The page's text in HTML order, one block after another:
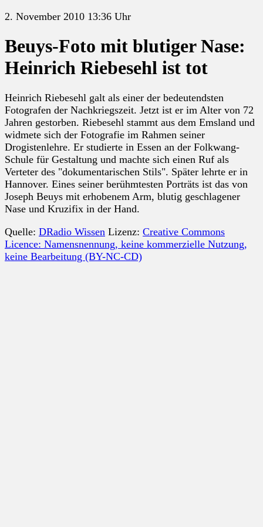
2. November 2010 13:36 Uhr
Beuys-Foto mit blutiger Nase:
Heinrich Riebesehl ist tot
Heinrich Riebesehl galt als einer der bedeutendsten
Fotografen der Nachkriegszeit. Jetzt ist er im Alter von 72
Jahren gestorben. Riebesehl stammt aus dem Emsland und
widmete sich der Fotografie im Rahmen seiner
Drogistenlehre. Er studierte in Essen an der Folkwang-
Schule für Gestaltung und machte sich einen Ruf als
Verteter des "dokumentarischen Stils". Später lehrte er in
Hannover. Eines seiner berühmtesten Porträts ist das von
Joseph Beuys mit erhobenem Arm, blutig geschlagener
Nase und Kruzifix in der Hand.
Quelle: DRadio Wissen Lizenz: Creative Commons
Licence: Namensnennung, keine kommerzielle Nutzung,
keine Bearbeitung (BY-NC-CD)